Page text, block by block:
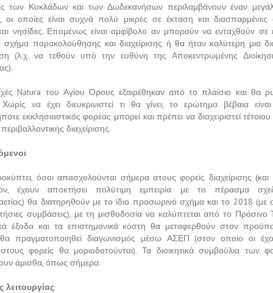
των Κυκλάδων και των Δωδεκανήσων περιλαμβάνουν έναν
οι οποίες είναι συχνά πολύ μικρές σε έκταση και διασπαρμένες
νησίδες. Επομένως είναι αμφίβολο αν μπορούν να ενταχθούν σε
σχήμα παρακολούθησης και διαχείρισης ή θα ήταν καλύτερη μια
(λ.χ. να τεθούν υπό την ευθύνη της Αποκεντρωμένης
Natura του Αγίου Όρους εξαιρέθηκαν από το πλαίσιο και θα
να έχει διευκρινιστεί τι θα γίνει, το ερώτημα βέβαια
εκκλησιαστικός φορέας μπορεί και πρέπει να διαχειριστεί
διαχείρισης.
όσοι απασχολούνται σήμερα στους φορείς διαχείρισης (και
έχουν αποκτήσει πολύτιμη εμπειρία με το πέρασμα
θα διατηρηθούν με το ίδιο προσωρινό σχήμα και το 2018 (με
συμβάσεις), με τη μισθοδοσία να καλύπτεται από το Πράσινο
έξοδα και τα επιστημονικά κόστη θα μεταφερθούν στον
πραγματοποιηθεί διαγωνισμός μέσω ΑΣΕΠ (στον οποίο οι
στους φορείς θα μοριοδοτούνται). Τα διοικητικά συμβούλια των
άμισθα, όπως σήμερα.